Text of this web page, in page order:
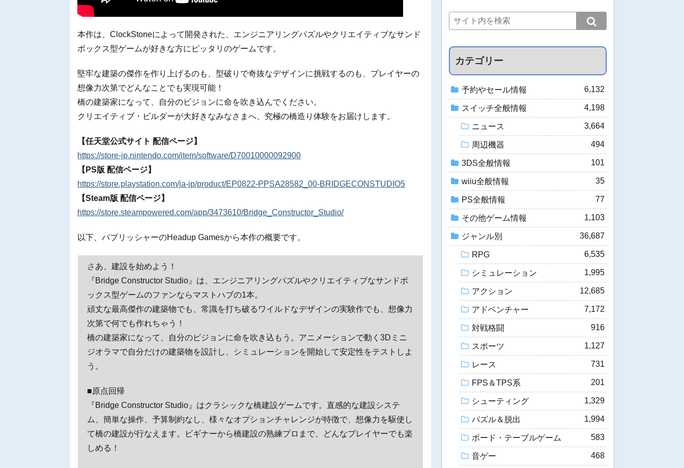
本作は、ClockStoneによって開発された、エンジニアリングパズルやクリエイティブなサンド
ボックス型ゲームが好きな方にピッタリのゲームです。
堅牢な建築の傑作を作り上げるのも、型破りで奇抜なデザインに挑戦するのも、プレイヤーの
想像力次第でどんなことでも実現可能！
橋の建築家になって、自分のビジョンに命を吹き込んでください。
クリエイティブ・ビルダーが大好きなみなさまへ、究極の橋造り体験をお届けします。
【任天堂公式サイト 配信ページ】
https://store-jp.nintendo.com/item/software/D70010000092900
【PS版 配信ページ】
https://store.playstation.com/ja-jp/product/EP0822-PPSA28582_00-BRIDGECONSTUDIO5
【Steam版 配信ページ】
https://store.steampowered.com/app/3473610/Bridge_Constructor_Studio/
以下、パブリッシャーのHeadup Gamesから本作の概要です。
さあ、建設を始めよう！
『Bridge Constructor Studio』は、エンジニアリングパズルやクリエイティブなサンドボ
ックス型ゲームのファンならマストハブの1本。
頑丈な最高傑作の建築物でも、常識を打ち破るワイルドなデザインの実験作でも、想像力
次第で何でも作れちゃう！
橋の建築家になって、自分のビジョンに命を吹き込もう。アニメーションで動く3Dミニ
ジオラマで自分だけの建築物を設計し、シミュレーションを開始して安定性をテストしよ
う。
■原点回帰
『Bridge Constructor Studio』はクラシックな橋建設ゲームです。直感的な建設システ
ム、簡単な操作、予算制約なし、様々なオプションチャレンジが特徴で、想像力を駆使し
て橋の建設が行なえます。ビギナーから橋建設の熟練プロまで、どんなプレイヤーでも楽
しめる！
カテゴリー
予約やセール情報 6,132
スイッチ全般情報 4,198
ニュース 3,664
周辺機器 494
3DS全般情報 101
wiiu全般情報 35
PS全般情報 77
その他ゲーム情報 1,103
ジャンル別 36,687
RPG 6,535
シミュレーション 1,995
アクション 12,685
アドベンチャー 7,172
対戦格闘 916
スポーツ 1,127
レース 731
FPS＆TPS系 201
シューティング 1,329
パズル＆脱出 1,994
ボード・テーブルゲーム 583
音ゲー 468